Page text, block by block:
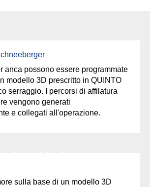
anca possono essere programmate
modello 3D prescritto in QUINTO
serraggio. I percorsi di affilatura
vengono generati
e collegati all'operazione.
sulla base di un modello 3D